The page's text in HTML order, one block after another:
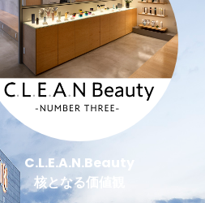
C.L.E.A.N.Beauty
核となる価値観